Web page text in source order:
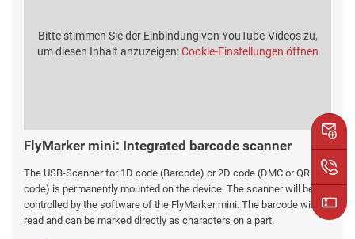
Bitte stimmen Sie der Einbindung von YouTube-Videos zu,
um diesen Inhalt anzuzeigen:Cookie-Einstellungen öffnen
FlyMarker mini: Integrated barcode scanner
The USB-Scanner for 1D code (Barcode) or 2D code (DMC or QR
code) is permanently mounted on the device. The scanner will be
controlled by the software of the FlyMarker mini. The barcode will be
read and can be marked directly as characters on a part.